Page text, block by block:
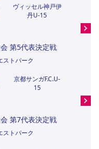
ヴィッセル神戸伊
丹U-15
第5代表決定戦
ストパーク
京都サンガF.C.U-
15
第7代表決定戦
ストパーク